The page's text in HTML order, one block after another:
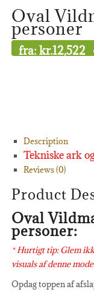
Oval
personer
fra:kr.12,522
Description
Tekniske ark
Reviews (0)
Product
Oval
personer:
* Hurtigt tip: Glem
visuals af denne
Opdag toppen af